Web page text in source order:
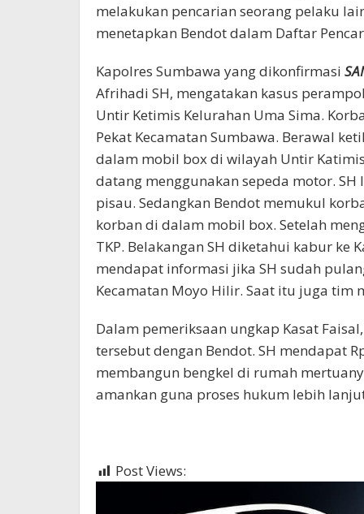
melakukan pencarian seorang pelaku
menetapkan Bendot dalam Daftar
Kapolres Sumbawa yang dikonfirmasi
Afrihadi SH, mengatakan kasus
Untir Ketimis Kelurahan Uma Sima.
Pekat Kecamatan Sumbawa. Berawal
dalam mobil box di wilayah Untir
datang menggunakan sepeda motor.
pisau. Sedangkan Bendot memukul
korban di dalam mobil box. Setelah
TKP. Belakangan SH diketahui kabur ke
mendapat informasi jika SH sudah
Kecamatan Moyo Hilir. Saat itu juga tim
Dalam pemeriksaan ungkap Kasat
tersebut dengan Bendot. SH mendapat
membangun bengkel di rumah
amankan guna proses hukum lebih
Post Views: